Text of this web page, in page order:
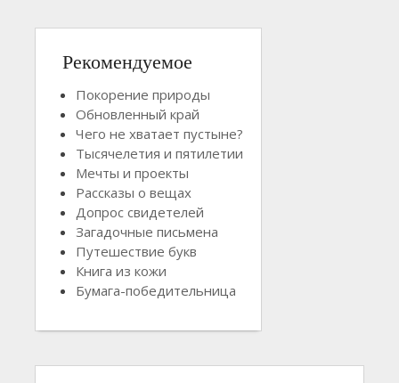
Рекомендуемое
Покорение природы
Обновленный край
Чего не хватает пустыне?
Тысячелетия и пятилетии
Мечты и проекты
Рассказы о вещах
Допрос свидетелей
Загадочные письмена
Путешествие букв
Книга из кожи
Бумага-победительница